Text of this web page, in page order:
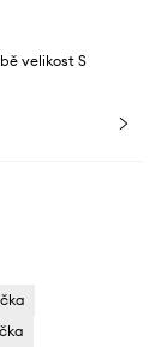
velikost S